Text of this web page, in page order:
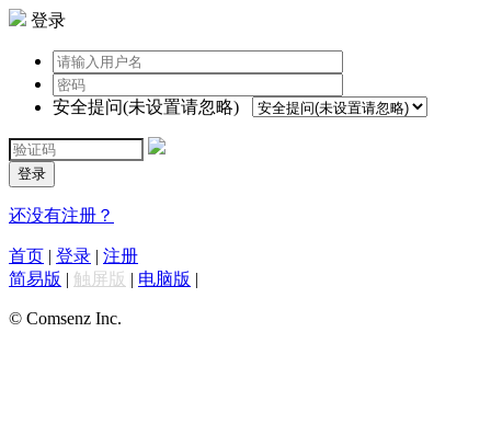
登录
安全提问(未设置请忽略)
登录
还没有注册？
首页 | 登录 | 注册
简易版 | 触屏版 | 电脑版 |
© Comsenz Inc.